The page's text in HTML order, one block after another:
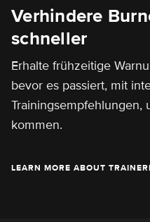
Verhindere
schneller
Erhalte frühzeitige
bevor es passiert, mit
Trainingsempfehlungen,
kommen.
LEARN MORE ABOUT